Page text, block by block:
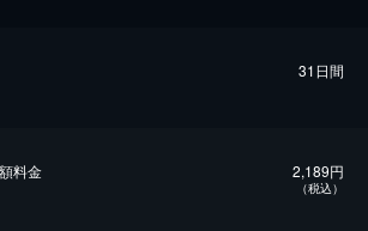
31日間
料金 2,189円
（税込）